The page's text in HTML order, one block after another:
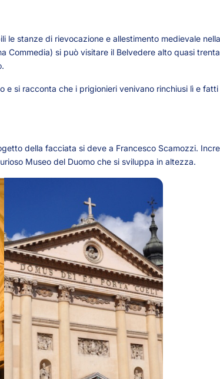
stanze di rievocazione e allestimento medievale
Commedia) si può visitare il Belvedere alto quasi
e si racconta che i prigionieri venivano rinchiusi lì e
della facciata si deve a Francesco Scamozzi.
Museo del Duomo che si sviluppa in altezza.